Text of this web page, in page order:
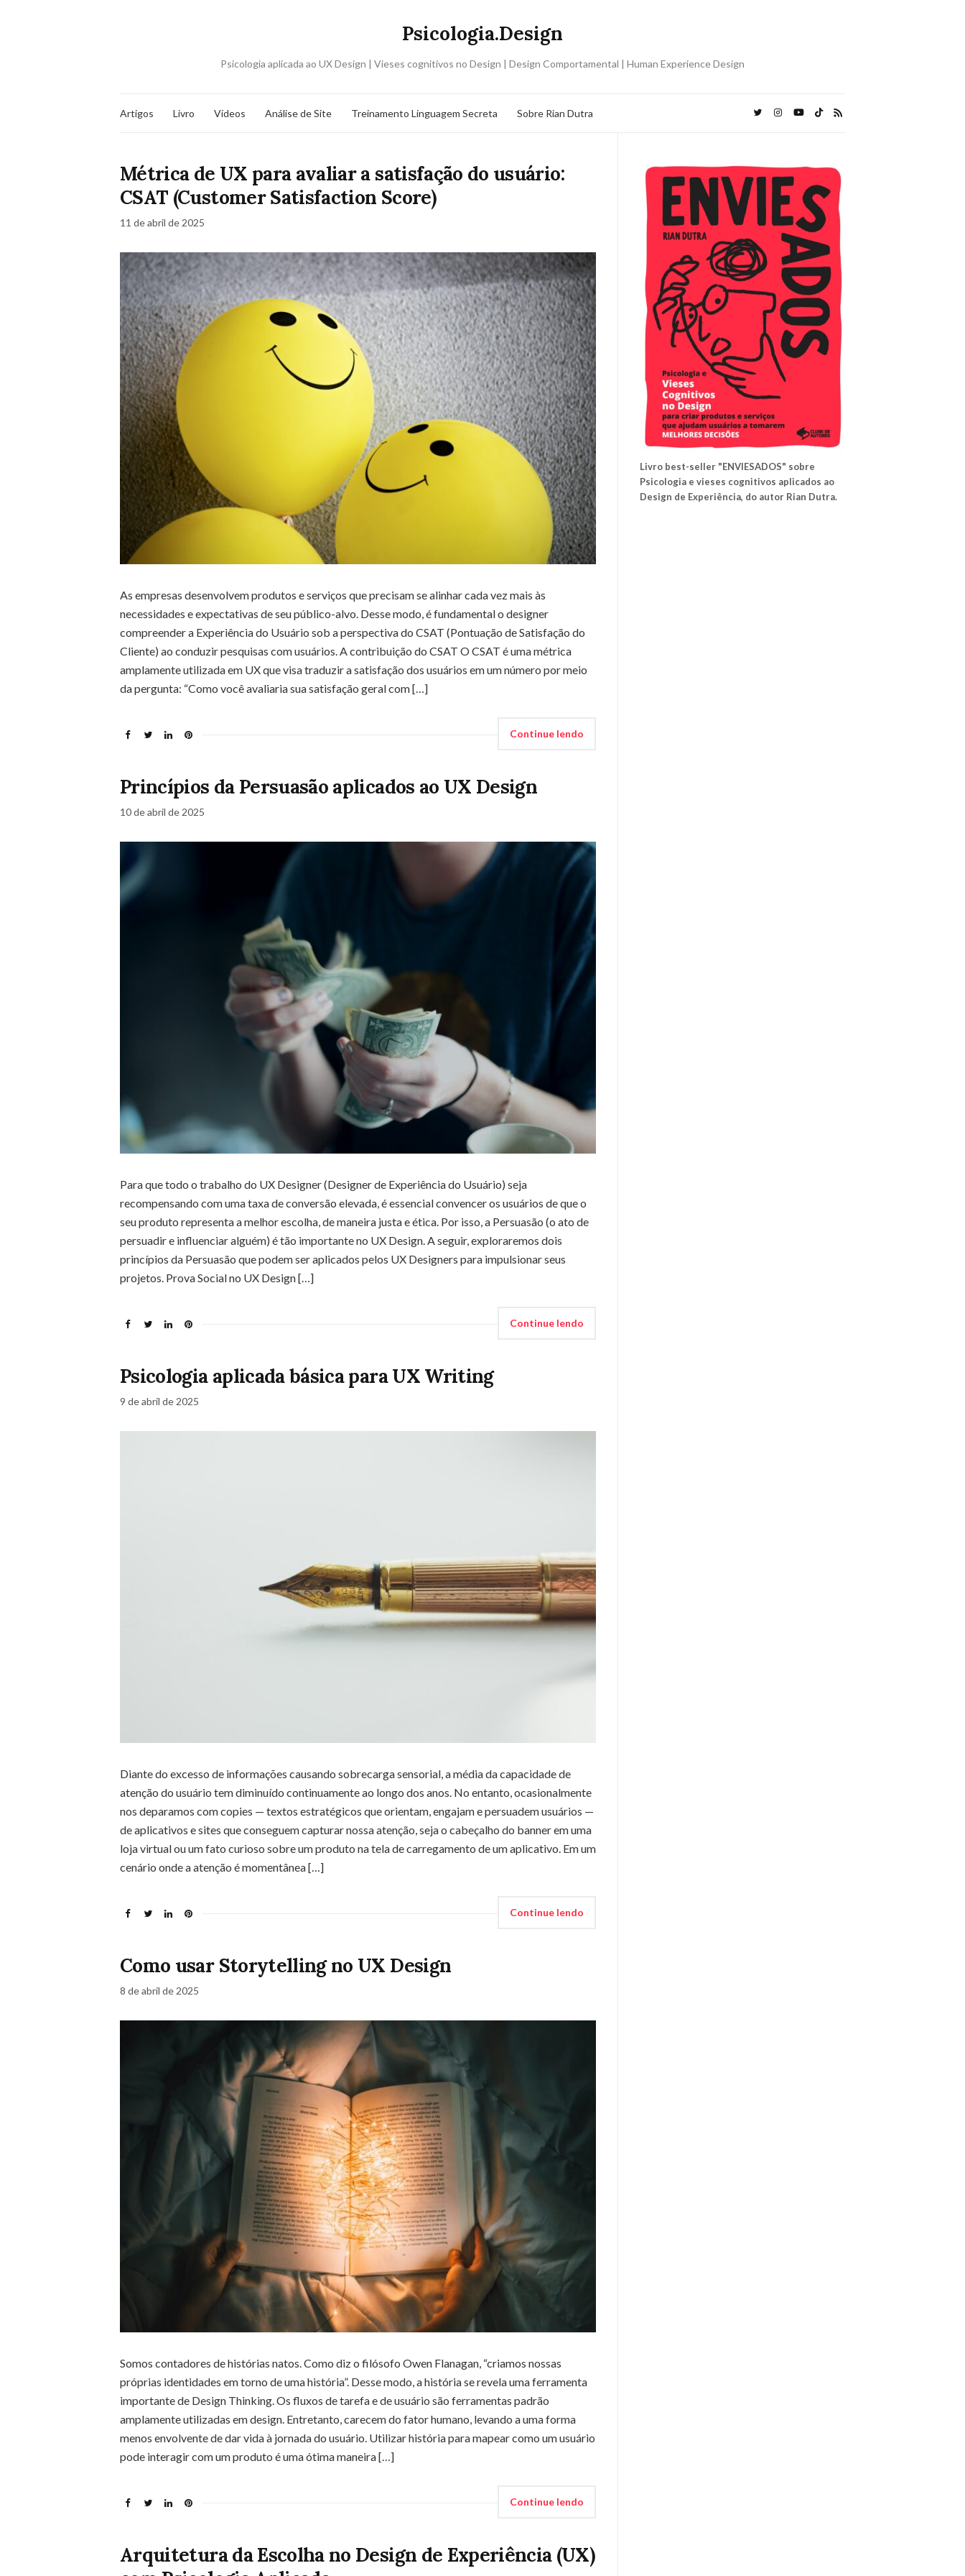
Psicologia.Design
Psicologia aplicada ao UX Design | Vieses cognitivos no Design | Design Comportamental | Human Experience Design
Artigos Livro Vídeos Análise de Site Treinamento Linguagem Secreta Sobre Rian Dutra
Métrica de UX para avaliar a satisfação do usuário:
CSAT (Customer Satisfaction Score)
11 de abril de 2025
As empresas desenvolvem produtos e serviços que precisam se alinhar cada vez mais às
necessidades e expectativas de seu público-alvo. Desse modo, é fundamental o designer
compreender a Experiência do Usuário sob a perspectiva do CSAT (Pontuação de Satisfação do
Cliente) ao conduzir pesquisas com usuários. A contribuição do CSAT O CSAT é uma métrica
amplamente utilizada em UX que visa traduzir a satisfação dos usuários em um número por meio
da pergunta: “Como você avaliaria sua satisfação geral com […]
Continue lendo
Princípios da Persuasão aplicados ao UX Design
10 de abril de 2025
Para que todo o trabalho do UX Designer (Designer de Experiência do Usuário) seja
recompensando com uma taxa de conversão elevada, é essencial convencer os usuários de que o
seu produto representa a melhor escolha, de maneira justa e ética. Por isso, a Persuasão (o ato de
persuadir e influenciar alguém) é tão importante no UX Design. A seguir, exploraremos dois
princípios da Persuasão que podem ser aplicados pelos UX Designers para impulsionar seus
projetos. Prova Social no UX Design […]
Continue lendo
Psicologia aplicada básica para UX Writing
9 de abril de 2025
Diante do excesso de informações causando sobrecarga sensorial, a média da capacidade de
atenção do usuário tem diminuído continuamente ao longo dos anos. No entanto, ocasionalmente
nos deparamos com copies — textos estratégicos que orientam, engajam e persuadem usuários —
de aplicativos e sites que conseguem capturar nossa atenção, seja o cabeçalho do banner em uma
loja virtual ou um fato curioso sobre um produto na tela de carregamento de um aplicativo. Em um
cenário onde a atenção é momentânea […]
Continue lendo
Como usar Storytelling no UX Design
8 de abril de 2025
Somos contadores de histórias natos. Como diz o filósofo Owen Flanagan, “criamos nossas
próprias identidades em torno de uma história”. Desse modo, a história se revela uma ferramenta
importante de Design Thinking. Os fluxos de tarefa e de usuário são ferramentas padrão
amplamente utilizadas em design. Entretanto, carecem do fator humano, levando a uma forma
menos envolvente de dar vida à jornada do usuário. Utilizar história para mapear como um usuário
pode interagir com um produto é uma ótima maneira […]
Continue lendo
Arquitetura da Escolha no Design de Experiência (UX)
Livro best-seller "ENVIESADOS" sobre
Psicologia e vieses cognitivos aplicados ao
Design de Experiência, do autor Rian Dutra.